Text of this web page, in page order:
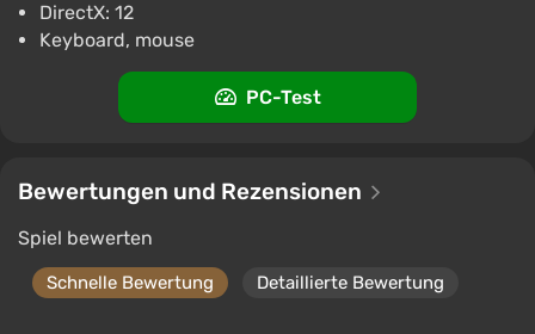
DirectX: 12
Keyboard, mouse
PC-Test
Bewertungen und Rezensionen
Spiel bewerten
Schnelle Bewertung Detaillierte Bewertung